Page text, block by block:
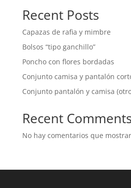
Recent Posts
Capazas de rafia y mimbre
Bolsos “tipo ganchillo”
Poncho con flores bordadas
Conjunto camisa y pantalón
Conjunto pantalón y camisa
Recent
No hay comentarios que